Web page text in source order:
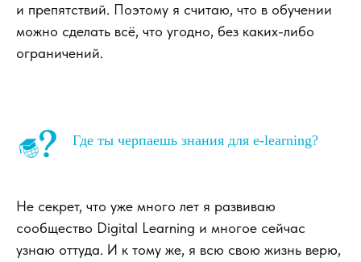
и препятствий. Поэтому я считаю, что в обучении
можно сделать всё, что угодно, без каких-либо
ограничений.
Где ты черпаешь знания для e-learning?
Не секрет, что уже много лет я развиваю
сообщество Digital Learning и многое сейчас
узнаю оттуда. И к тому же, я всю свою жизнь верю,